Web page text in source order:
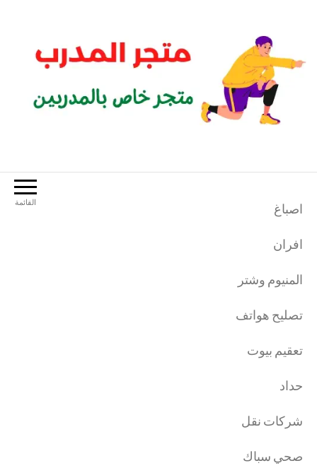
القائمة اصباغ
افران
المنيوم وشتر
تصليح هواتف
تعقيم بيوت
حداد
شركات نقل
صحي سباك